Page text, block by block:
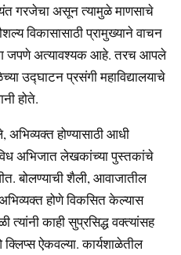
गरजेचा असून त्यामुळे माणसाचे
विकासासाठी प्रामुख्याने वाचन
जपणे अत्यावश्यक आहे. तरच आपले
उद्घाटन प्रसंगी महाविद्यालयाचे
होते.
अभिव्यक्त होण्यासाठी आधी
अभिजात लेखकांच्या पुस्तकांचे
बोलण्याची शैली, आवाजातील
होणे विकसित केल्यास
त्यांनी काही सुप्रसिद्ध वक्त्यांसह
क्लिप्स ऐकवल्या. कार्यशाळेतील